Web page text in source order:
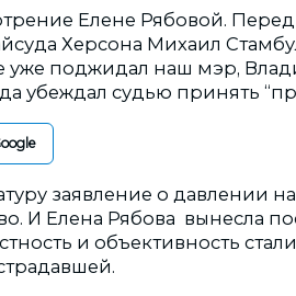
Елене Рябовой.
Херсона Михаил
уже поджидал наш мэр,
убеждал судью принять
заявление о давлении
И Елена Рябова вынесла
и объективность